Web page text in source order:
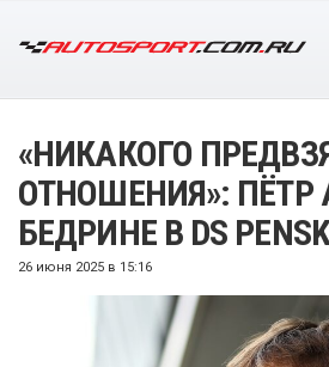
«НИКАКОГО
ОТНОШЕНИЯ»:
БЕДРИНЕ В DS
26 июня 2025 в 15:16